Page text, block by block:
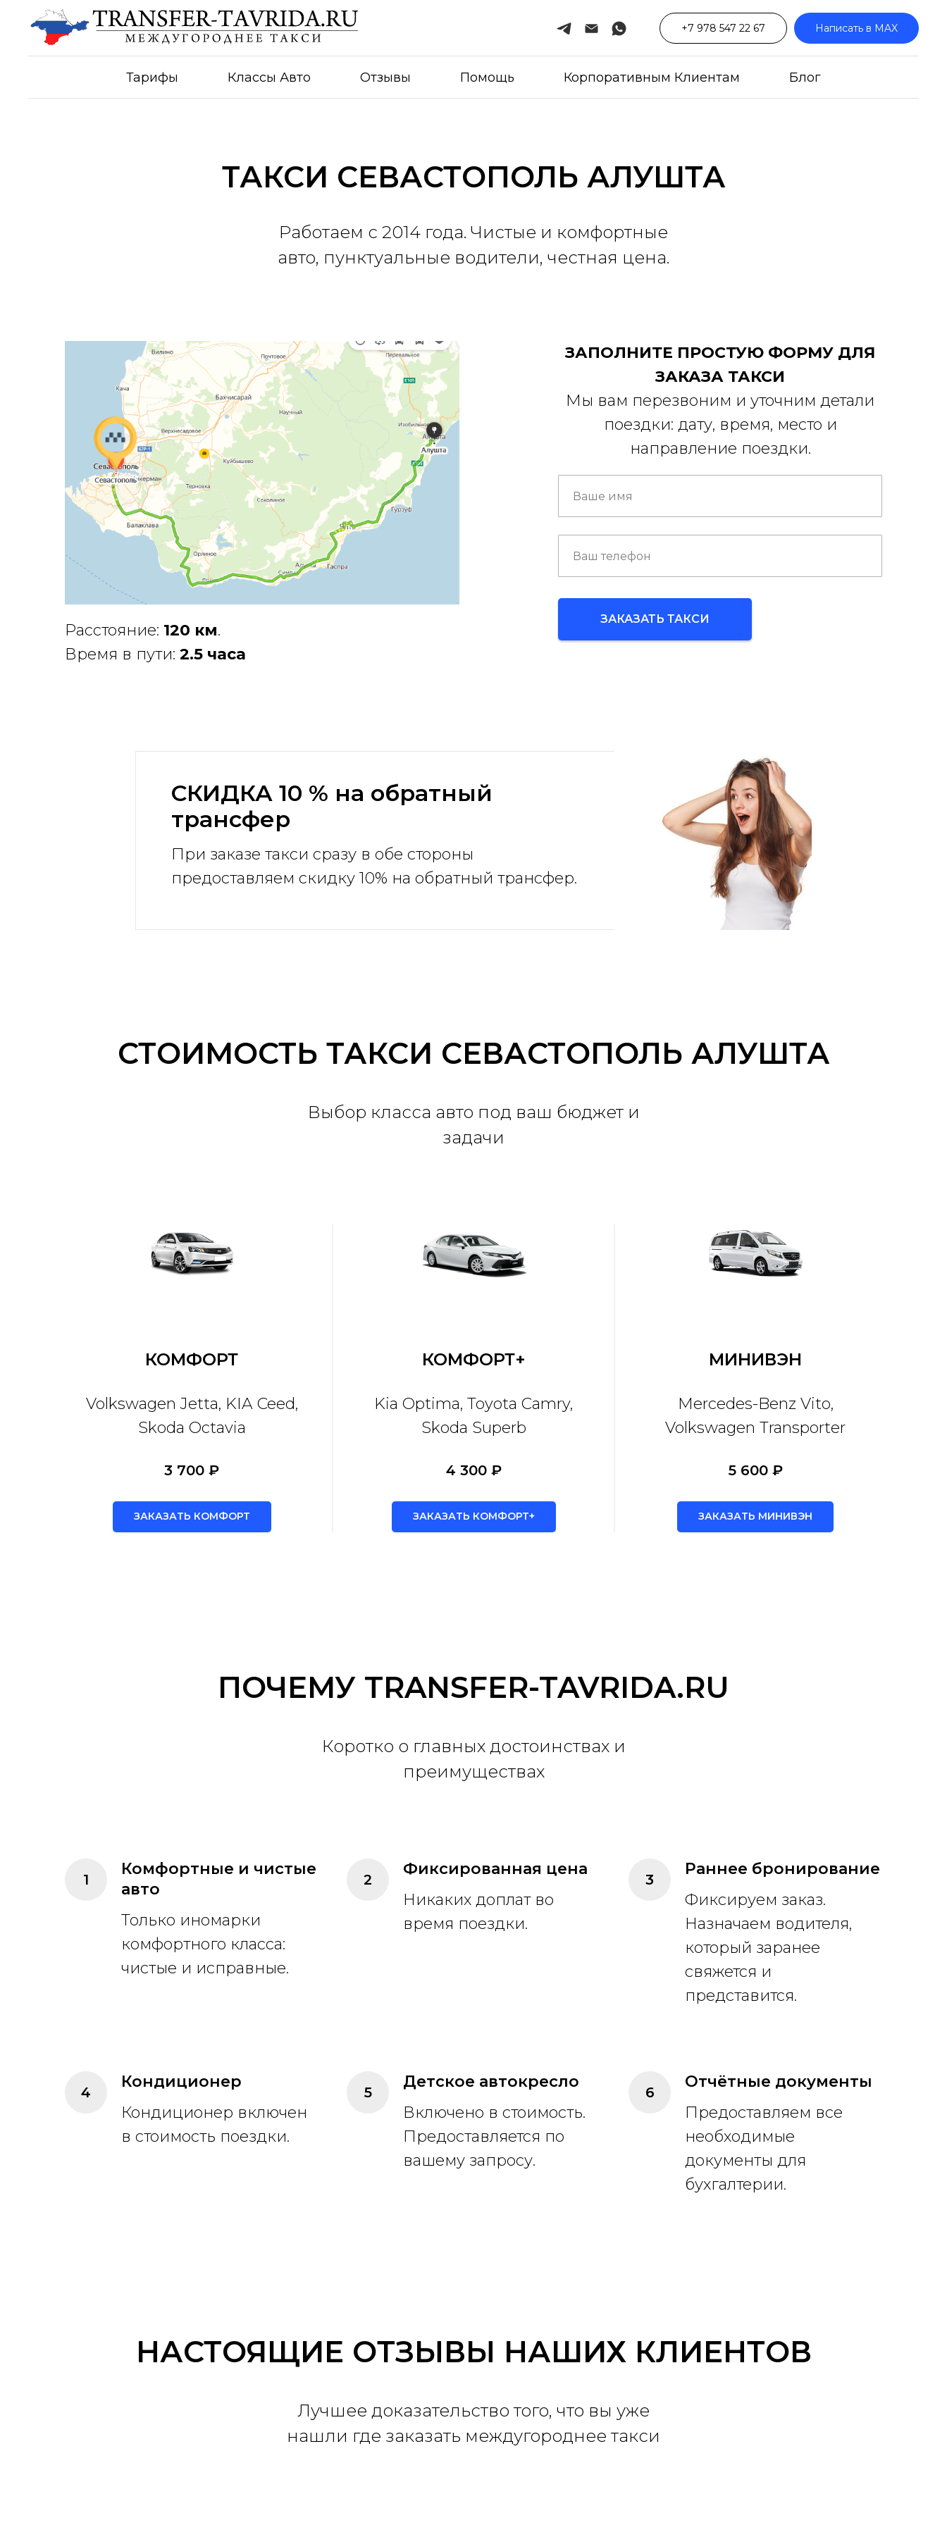
+7 978 547 22 67 Написать в MAX
Тарифы Классы Авто Отзывы Помощь Корпоративным Клиентам Блог
ТАКСИ СЕВАСТОПОЛЬ АЛУШТА
Работаем с 2014 года. Чистые и комфортные
авто, пунктуальные водители, честная цена.
Расстояние: 120 км.
Время в пути: 2.5 часа
ЗАПОЛНИТЕ ПРОСТУЮ ФОРМУ ДЛЯ
ЗАКАЗА ТАКСИ
Мы вам перезвоним и уточним детали
поездки: дату, время, место и
направление поездки.
ЗАКАЗАТЬ ТАКСИ
СКИДКА 10 % на обратный
трансфер
При заказе такси сразу в обе стороны
предоставляем скидку 10% на обратный трансфер.
СТОИМОСТЬ ТАКСИ СЕВАСТОПОЛЬ АЛУШТА
Выбор класса авто под ваш бюджет и
задачи
КОМФОРТ
Volkswagen Jetta, KIA Ceed,
Skoda Octavia
3 700 ₽
ЗАКАЗАТЬ КОМФОРТ
КОМФОРТ+
Kia Optima, Toyota Camry,
Skoda Superb
4 300 ₽
ЗАКАЗАТЬ КОМФОРТ+
МИНИВЭН
Mercedes-Benz Vito,
Volkswagen Transporter
5 600 ₽
ЗАКАЗАТЬ МИНИВЭН
ПОЧЕМУ TRANSFER-TAVRIDA.RU
Коротко о главных достоинствах и
преимуществах
Комфортные и чистые
авто
Только иномарки
комфортного класса:
чистые и исправные.
Фиксированная цена
Никаких доплат во
время поездки.
Раннее бронирование
Фиксируем заказ.
Назначаем водителя,
который заранее
свяжется и
представится.
Кондиционер
Кондиционер включен
в стоимость поездки.
Детское автокресло
Включено в стоимость.
Предоставляется по
вашему запросу.
Отчётные документы
Предоставляем все
необходимые
документы для
бухгалтерии.
НАСТОЯЩИЕ ОТЗЫВЫ НАШИХ КЛИЕНТОВ
Лучшее доказательство того, что вы уже
нашли где заказать междугороднее такси